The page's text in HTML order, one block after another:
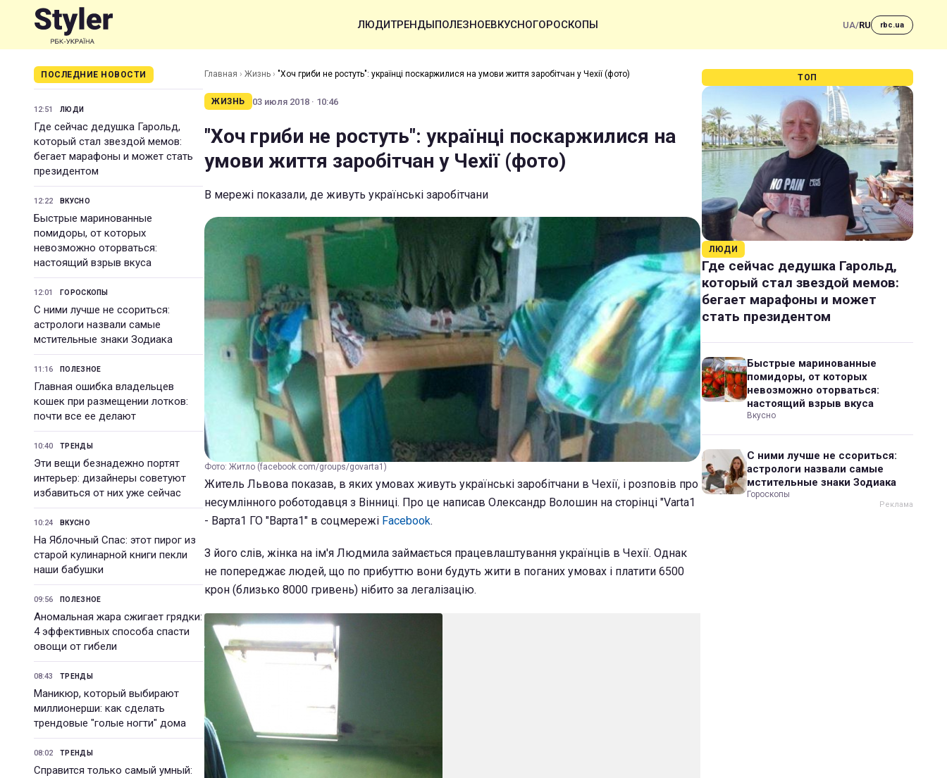
ЛЮДИТРЕНДЫПОЛЕЗНОЕВКУСНОГОРОСКОПЫ UA/RU rbc.ua
ПОСЛЕДНИЕ НОВОСТИ
12:51 ЛЮДИ
Где сейчас дедушка Гарольд,
который стал звездой мемов:
бегает марафоны и может стать
президентом
12:22 ВКУСНО
Быстрые маринованные
помидоры, от которых
невозможно оторваться:
настоящий взрыв вкуса
12:01 ГОРОСКОПЫ
С ними лучше не ссориться:
астрологи назвали самые
мстительные знаки Зодиака
11:16 ПОЛЕЗНОЕ
Главная ошибка владельцев
кошек при размещении лотков:
почти все ее делают
10:40 ТРЕНДЫ
Эти вещи безнадежно портят
интерьер: дизайнеры советуют
избавиться от них уже сейчас
10:24 ВКУСНО
На Яблочный Спас: этот пирог из
старой кулинарной книги пекли
наши бабушки
09:56 ПОЛЕЗНОЕ
Аномальная жара сжигает грядки:
4 эффективных способа спасти
овощи от гибели
08:43 ТРЕНДЫ
Маникюр, который выбирают
миллионерши: как сделать
трендовые "голые ногти" дома
08:02 ТРЕНДЫ
Справится только самый умный:
Главная › Жизнь › "Хоч гриби не ростуть": українці поскаржилися на умови життя заробітчан у Чехії (фото)
ЖИЗНЬ 03 июля 2018 · 10:46
"Хоч гриби не ростуть": українці поскаржилися на
умови життя заробітчан у Чехії (фото)
В мережі показали, де живуть українські заробітчани
Фото: Житло (facebook.com/groups/govarta1)
Житель Львова показав, в яких умовах живуть українські заробітчани в Чехії, і розповів про
несумлінного роботодавця з Вінниці. Про це написав Олександр Волошин на сторінці "Varta1
- Варта1 ГО "Варта1" в соцмережі Facebook.
З його слів, жінка на ім'я Людмила займається працевлаштування українців в Чехії. Однак
не попереджає людей, що по прибуттю вони будуть жити в поганих умовах і платити 6500
крон (близько 8000 гривень) нібито за легалізацію.
ТОП
ЛЮДИ
Где сейчас дедушка Гарольд,
который стал звездой мемов:
бегает марафоны и может
стать президентом
Быстрые маринованные
помидоры, от которых
невозможно оторваться:
настоящий взрыв вкуса
Вкусно
С ними лучше не ссориться:
астрологи назвали самые
мстительные знаки Зодиака
Гороскопы